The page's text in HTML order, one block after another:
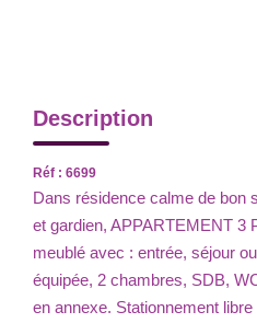
Description
Réf : 6699
Dans résidence calme de bon
et gardien, APPARTEMENT 3
meublé avec : entrée, séjour
équipée, 2 chambres, SDB,
en annexe. Stationnement